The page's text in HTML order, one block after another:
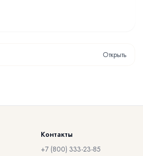
Открыть
Контакты
+7 (800) 333-23-85